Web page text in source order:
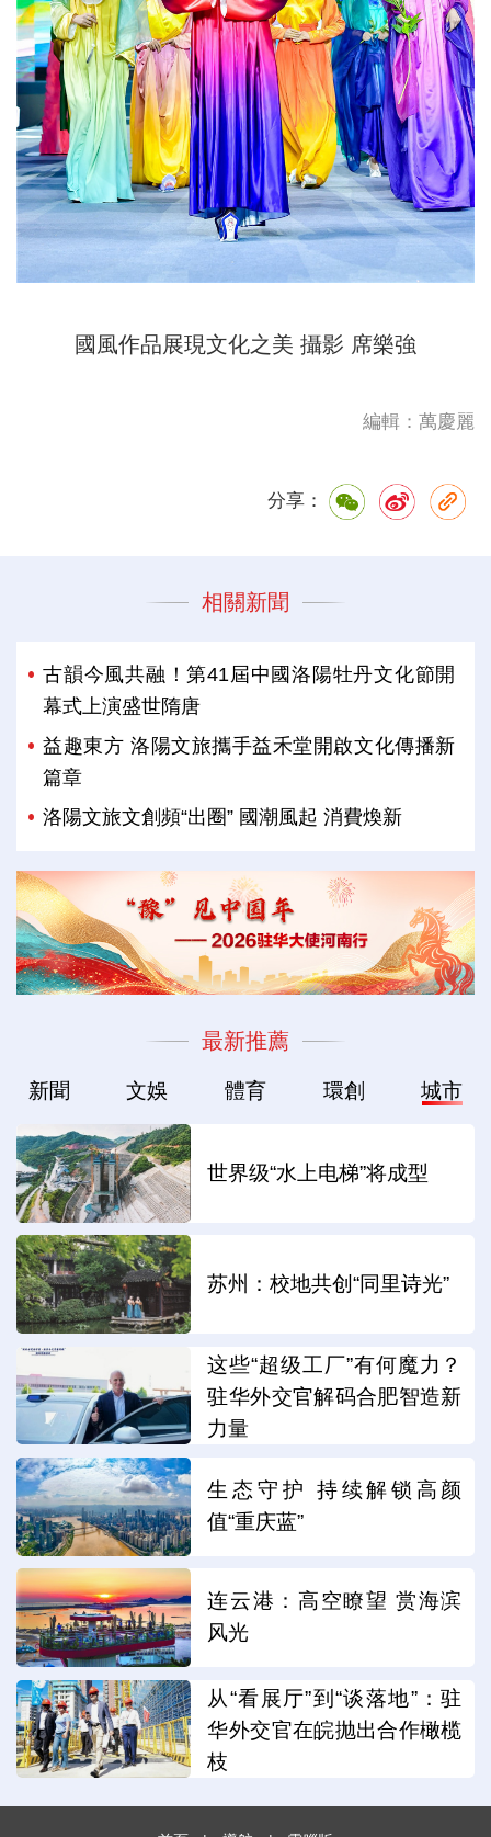
國風作品展現文化之美 攝影 席樂強
編輯：萬慶麗
分享：
相關新聞
古韻今風共融！第41屆中國洛陽牡丹文化節開
幕式上演盛世隋唐
益趣東方 洛陽文旅攜手益禾堂開啟文化傳播新
篇章
洛陽文旅文創頻“出圈” 國潮風起 消費煥新
最新推薦
新聞 文娛 體育 環創 城市
世界级“水上电梯”将成型
苏州：校地共创“同里诗光”
这些“超级工厂”有何魔力？
驻华外交官解码合肥智造新
力量
生态守护 持续解锁高颜
值“重庆蓝”
连云港：高空瞭望 赏海滨
风光
从“看展厅”到“谈落地”：驻
华外交官在皖抛出合作橄榄
枝